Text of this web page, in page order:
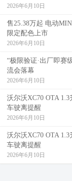
2026年6月10日
售25.38万起 电动
限定配色上市
2026年6月10日
“极限验证·出厂即
流会落幕
2026年6月10日
沃尔沃XC70 OTA
车驶离提醒
2026年6月10日
沃尔沃XC70 OTA
车驶离提醒
2026年6月10日